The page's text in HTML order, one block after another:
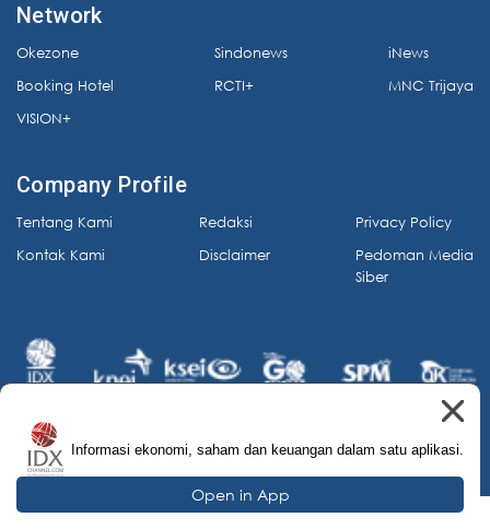
Network
Okezone
Booking Hotel
VISION+
Sindonews
RCTI+
iNews
MNC Trijaya
Company Profile
Tentang Kami
Kontak Kami
Redaksi
Disclaimer
Privacy Policy
Pedoman Media
Siber
© 2026 IDX Channel. All Rights Reserved.
Informasi ekonomi, saham dan keuangan dalam satu aplikasi.
Open in App